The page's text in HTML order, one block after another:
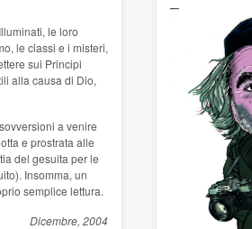
le loro
le classi e i misteri,
sui Principi
alla causa di Dio,
a venire
e prostrata alle
del gesuita per le
Insomma, un
semplice lettura.
Dicembre, 2004